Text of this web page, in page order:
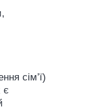
сім’ї)
є